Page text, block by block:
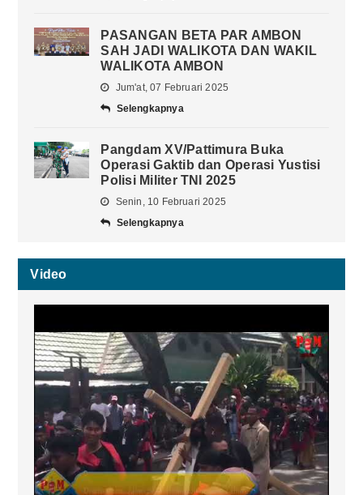
PASANGAN BETA PAR AMBON
SAH JADI WALIKOTA DAN WAKIL
WALIKOTA AMBON
Jum'at, 07 Februari 2025
Selengkapnya
Pangdam XV/Pattimura Buka
Operasi Gaktib dan Operasi Yustisi
Polisi Militer TNI 2025
Senin, 10 Februari 2025
Selengkapnya
Video